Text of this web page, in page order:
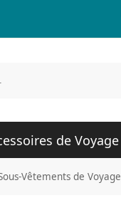
de Voyage
Vêtements de